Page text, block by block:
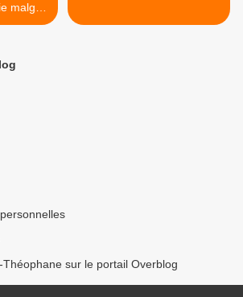
malgré
sur le portail Overblog